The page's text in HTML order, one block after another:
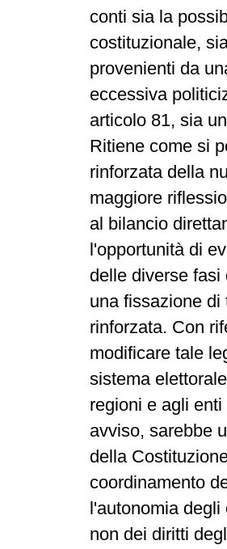
conti sia la
costituzionale,
provenienti da
eccessiva
articolo 81, sia
Ritiene come si
rinforzata della
maggiore
al bilancio
l'opportunità di
delle diverse
una fissazione
rinforzata. Con
modificare tale
sistema
regioni e agli
avviso, sarebbe
della
coordinamento
l'autonomia
non dei diritti